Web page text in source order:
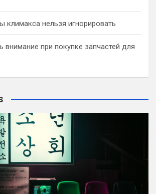
климакса нельзя игнорировать
внимание при покупке запчастей для